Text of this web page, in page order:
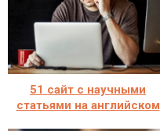
51 сайт с научными
статьями на английском